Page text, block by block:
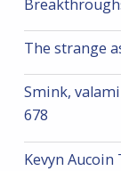
The strange
Smink,
678
Kevyn